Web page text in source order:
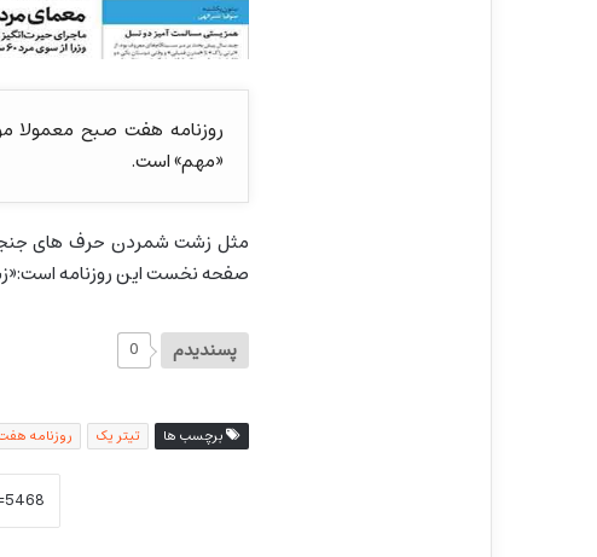
روزنامه هفت صبح معمولا
«مهم» است.
مثل زشت شمردن حرف های
صفحه نخست این روزنامه
پسندیدم 0
برچسب ها تیتر یک روزنامه